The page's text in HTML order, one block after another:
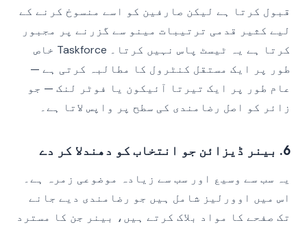
قبول کرتا ہے لیکن صارفین کو اسے منسوخ کرنے کے
لیے کثیر قدمی ترتیبات مینو سے گزرنے پر مجبور
کرتا ہے یہ ٹیسٹ پاس نہیں کرتا۔ Taskforce خاص
طور پر ایک مستقل کنٹرول کا مطالبہ کرتی ہے —
عام طور پر ایک تیرتا آئیکون یا فوٹر لنک — جو
زائر کو اصل رضامندی کی سطح پر واپس لاتا ہے۔
6. بینر ڈیزائن جو انتخاب کو دھندلا کر دے
یہ سب سے وسیع اور سب سے زیادہ موضوعی زمرہ ہے۔
اس میں اوورلیز شامل ہیں جو رضامندی دیے جانے
تک صفحے کا مواد بلاک کرتے ہیں، بینر جن کا مسترد